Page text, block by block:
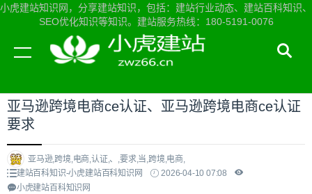
小虎建站知识网，分享建站知识，包括：建站行业动态、建站百科知识、
SEO优化知识等知识。建站服务热线：180-5191-0076
当前位置：小虎建站知识网首页>建站百科知识
亚马逊跨境电商ce认证、亚马逊跨境电商ce认证
要求
亚马逊,跨境,电商,认证,、,要求,当,跨境,电商,
建站百科知识-小虎建站百科知识网
2026-04-10 07:08
小虎建站百科知识网